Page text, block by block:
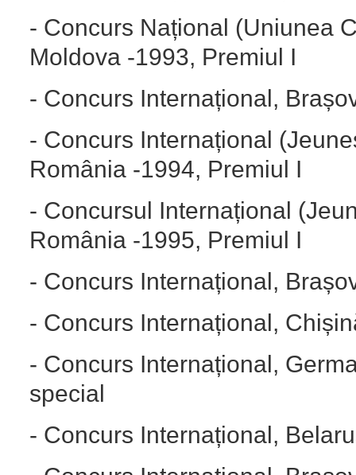
- Concurs Național (Uniunea
Moldova -1993, Premiul I
- Concurs Internațional,
- Concurs Internațional
România -1994, Premiul I
- Concursul Internațional
România -1995, Premiul I
- Concurs Internațional,
- Concurs Internațional,
- Concurs Internațional,
special
- Concurs Internațional,